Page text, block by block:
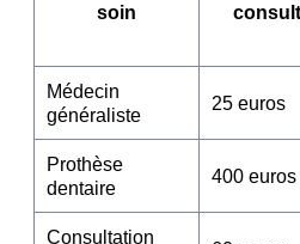
soin
Médecin
généraliste
25 euros
Prothèse
dentaire
400 euros
Consultation